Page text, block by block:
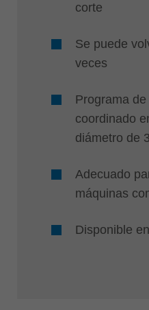
corte
Se puede
veces
Programa
coordinado
diámetro de
Adecuado
máquinas
Disponible